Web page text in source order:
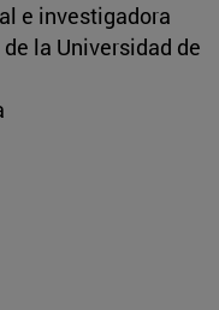
e investigadora
la Universidad de